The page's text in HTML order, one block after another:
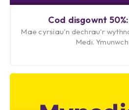
Cod disgownt
Mae cyrsiau'n dechrau'r
Medi.